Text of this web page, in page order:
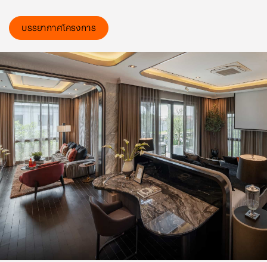
แบบบ้าน MOZART พื้นที่ใช้สอย 641 ตร.ม. ฟังก์ชันบ้าน 5 ห้อง
นอน, 6 ห้องน้ำ, 2 ห้องพักผ่อน, 1 ห้องพักผ่อนขนาดใหญ่, 1 ครัว
ไทย, 2 ห้องแม่บ้าน พร้อมที่จอดรถ 4 คัน
แบบบ้าน MIRABELL พื้นที่ใช้สอย 817 ตร.ม. ฟังก์ชันบ้าน 6 ห้อง
นอน, 7 ห้องน้ำ, 2 ห้องพักผ่อน, 1 ห้องพักผ่อนขนาดใหญ่, 1 ครัว
ไทย, 2 ห้องแม่บ้าน, ที่จอดรถ 5 คัน พร้อมสระว่ายน้ำ
บรรยากาศโครงการ